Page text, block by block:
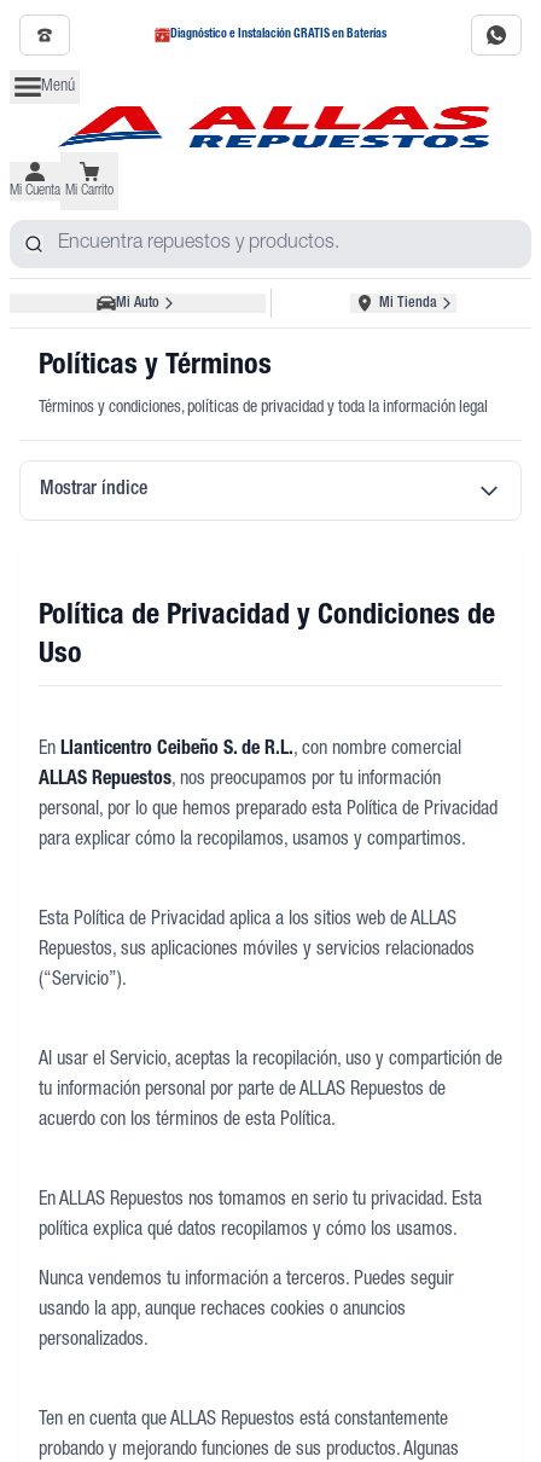
Diagnóstico e Instalación GRATIS en Baterías
Menú
Mi Cuenta Mi Carrito
Mi Auto Mi Tienda
Políticas y Términos
Términos y condiciones, políticas de privacidad y toda la información legal
Mostrar índice
Política de Privacidad y Condiciones de
Uso
En Llanticentro Ceibeño S. de R.L., con nombre comercial
ALLAS Repuestos, nos preocupamos por tu información
personal, por lo que hemos preparado esta Política de Privacidad
para explicar cómo la recopilamos, usamos y compartimos.
Esta Política de Privacidad aplica a los sitios web de ALLAS
Repuestos, sus aplicaciones móviles y servicios relacionados
(“Servicio”).
Al usar el Servicio, aceptas la recopilación, uso y compartición de
tu información personal por parte de ALLAS Repuestos de
acuerdo con los términos de esta Política.
En ALLAS Repuestos nos tomamos en serio tu privacidad. Esta
política explica qué datos recopilamos y cómo los usamos.
Nunca vendemos tu información a terceros. Puedes seguir
usando la app, aunque rechaces cookies o anuncios
personalizados.
Ten en cuenta que ALLAS Repuestos está constantemente
probando y mejorando funciones de sus productos. Algunas